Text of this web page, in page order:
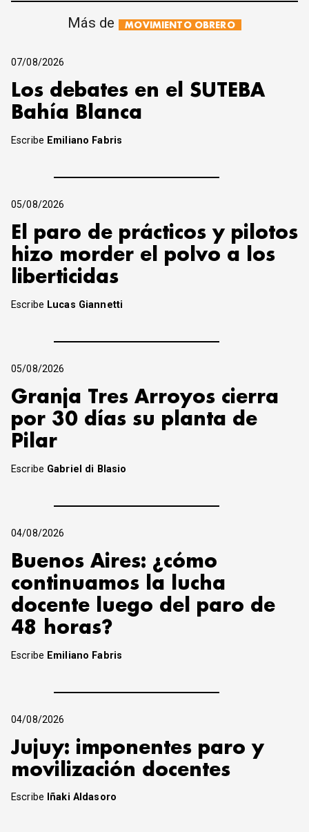
Más de MOVIMIENTO OBRERO
07/08/2026
Los debates en el SUTEBA
Bahía Blanca
Escribe Emiliano Fabris
05/08/2026
El paro de prácticos y pilotos
hizo morder el polvo a los
liberticidas
Escribe Lucas Giannetti
05/08/2026
Granja Tres Arroyos cierra
por 30 días su planta de
Pilar
Escribe Gabriel di Blasio
04/08/2026
Buenos Aires: ¿cómo
continuamos la lucha
docente luego del paro de
48 horas?
Escribe Emiliano Fabris
04/08/2026
Jujuy: imponentes paro y
movilización docentes
Escribe Iñaki Aldasoro